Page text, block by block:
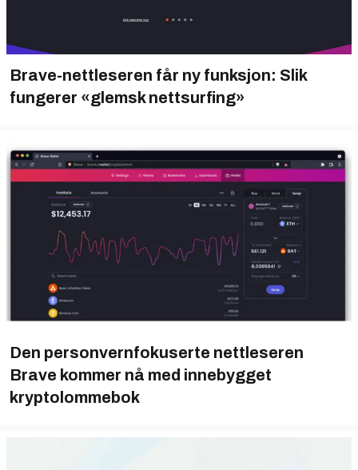
Brave-nettleseren får ny funksjon: Slik
fungerer «glemsk nettsurfing»
Den personvernfokuserte nettleseren
Brave kommer nå med innebygget
kryptolommebok